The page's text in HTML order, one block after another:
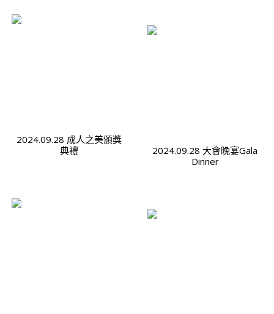
2024.09.28 成人之美頒獎
典禮
2024.09.28 大會晚宴Gala
Dinner